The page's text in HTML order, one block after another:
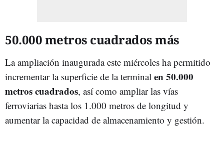
50.000 metros cuadrados más
La ampliación inaugurada este miércoles ha permitido
incrementar la superficie de la terminal en 50.000
metros cuadrados, así como ampliar las vías
ferroviarias hasta los 1.000 metros de longitud y
aumentar la capacidad de almacenamiento y gestión.